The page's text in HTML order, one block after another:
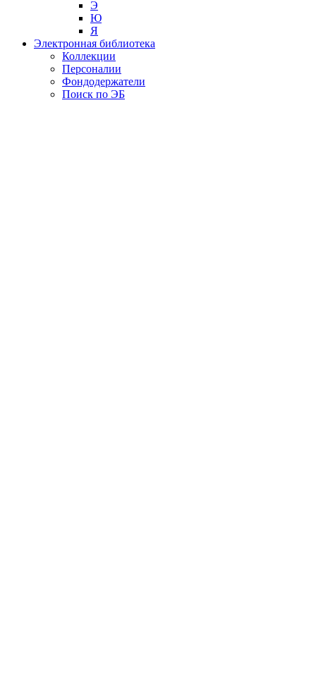
Э
Ю
Я
Электронная библиотека
Коллекции
Персоналии
Фондодержатели
Поиск по ЭБ